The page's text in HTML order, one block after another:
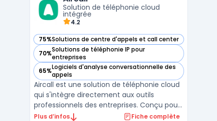
elle optimise la gestion des a ...
Solution de téléphonie cloud
intégrée
4.2
75%Solutions de centre d'appels et call center
— voir Aircall dans cette catégorie
70%Solutions de téléphonie IP pour
entreprises
— voir Aircall dans cette catégorie
65%Logiciels d'analyse conversationnelle des
appels
— voir Aircall dans cette catégorie
Aircall est une solution de téléphonie cloud
qui s'intègre directement aux outils
professionnels des entreprises. Conçu pour
répondre aux besoins des équipes
Plus d’infos Fiche complète